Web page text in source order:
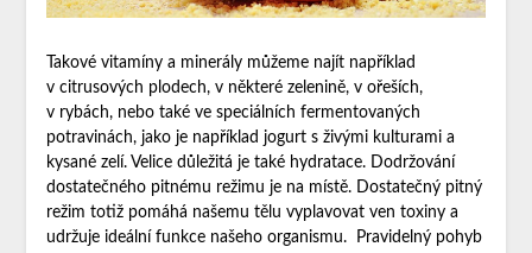
Takové vitamíny a minerály můžeme najít například
v citrusových plodech, v některé zelenině, v ořeších,
v rybách, nebo také ve speciálních fermentovaných
potravinách, jako je například jogurt s živými kulturami a
kysané zelí. Velice důležitá je také hydratace. Dodržování
dostatečného pitnému režimu je na místě. Dostatečný pitný
režim totiž pomáhá našemu tělu vyplavovat ven toxiny a
udržuje ideální funkce našeho organismu.
Pravidelný pohyb